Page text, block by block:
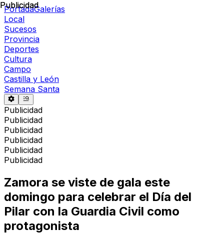
PortadaGalerías
Local
Sucesos
Provincia
Deportes
Cultura
Campo
Castilla y León
Semana Santa
Publicidad
Publicidad
Publicidad
Publicidad
Publicidad
Publicidad
Publicidad
Zamora se viste de gala este
domingo para celebrar el Día del
Pilar con la Guardia Civil como
protagonista
Publicidad